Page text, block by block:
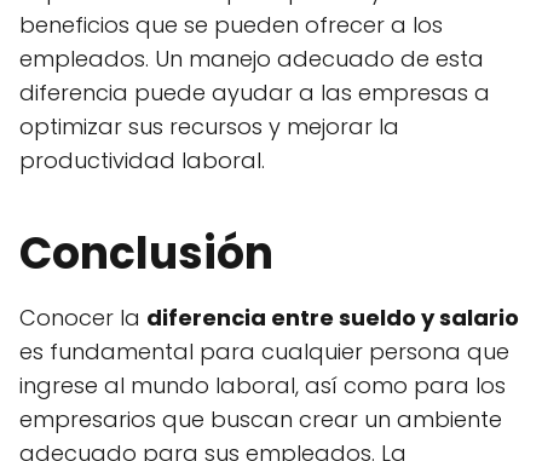
beneficios que se pueden ofrecer a los
empleados. Un manejo adecuado de esta
diferencia puede ayudar a las empresas a
optimizar sus recursos y mejorar la
productividad laboral.
Conclusión
Conocer la diferencia entre sueldo y salario
es fundamental para cualquier persona que
ingrese al mundo laboral, así como para los
empresarios que buscan crear un ambiente
adecuado para sus empleados. La